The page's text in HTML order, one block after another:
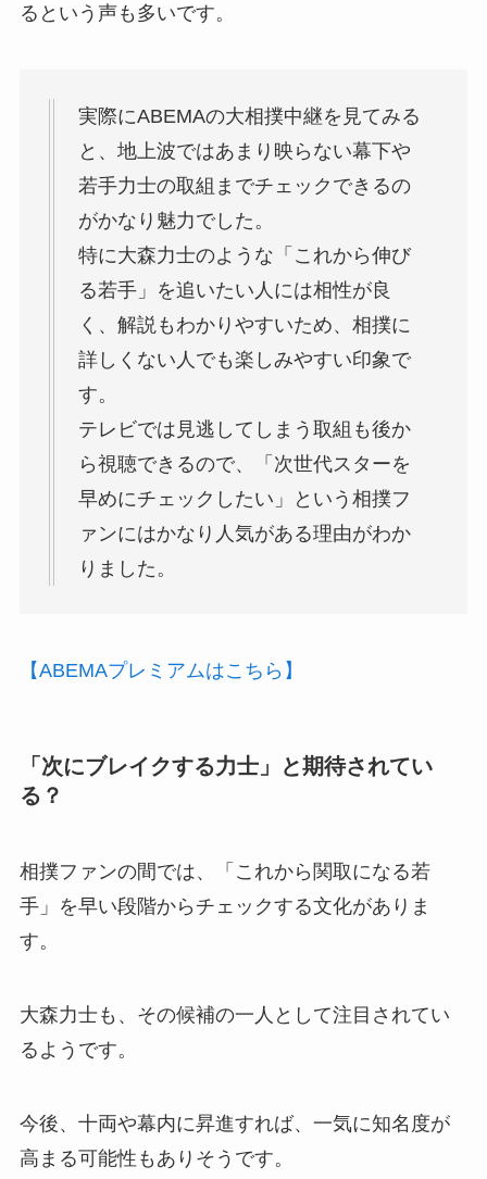
るという声も多いです。
実際にABEMAの大相撲中継を見てみる
と、地上波ではあまり映らない幕下や
若手力士の取組までチェックできるの
がかなり魅力でした。
特に大森力士のような「これから伸び
る若手」を追いたい人には相性が良
く、解説もわかりやすいため、相撲に
詳しくない人でも楽しみやすい印象で
す。
テレビでは見逃してしまう取組も後か
ら視聴できるので、「次世代スターを
早めにチェックしたい」という相撲フ
ァンにはかなり人気がある理由がわか
りました。
【ABEMAプレミアムはこちら】
「次にブレイクする力士」と期待されてい
る？
相撲ファンの間では、「これから関取になる若
手」を早い段階からチェックする文化がありま
す。
大森力士も、その候補の一人として注目されてい
るようです。
今後、十両や幕内に昇進すれば、一気に知名度が
高まる可能性もありそうです。